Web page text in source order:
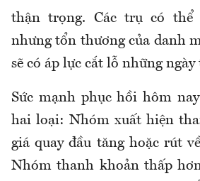
thận trọng. Các trụ có
nhưng tổn thương của danh
sẽ có áp lực cắt lỗ những ngày
Sức mạnh phục hồi hôm
hai loại: Nhóm xuất hiện
giá quay đầu tăng hoặc rút
Nhóm thanh khoản thấp